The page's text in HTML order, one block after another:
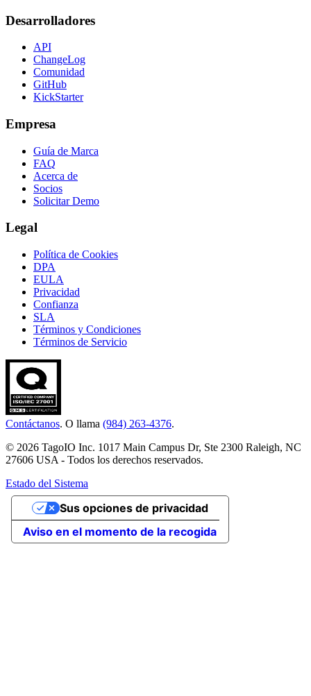
Desarrolladores
API
ChangeLog
Comunidad
GitHub
KickStarter
Empresa
Guía de Marca
FAQ
Acerca de
Socios
Solicitar Demo
Legal
Política de Cookies
DPA
EULA
Privacidad
Confianza
SLA
Términos y Condiciones
Términos de Servicio
Contáctanos. O llama (984) 263-4376.
© 2026 TagoIO Inc. 1017 Main Campus Dr, Ste 2300 Raleigh, NC
27606 USA - Todos los derechos reservados.
Estado del Sistema
Aviso en el momento de la recogida
Sus opciones de privacidad